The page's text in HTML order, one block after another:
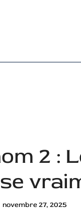
2 :
novembre 27, 2025